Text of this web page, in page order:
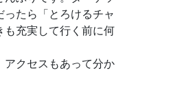
ったら「とろけるチャ
充実して行く前に何
クセスもあって分か